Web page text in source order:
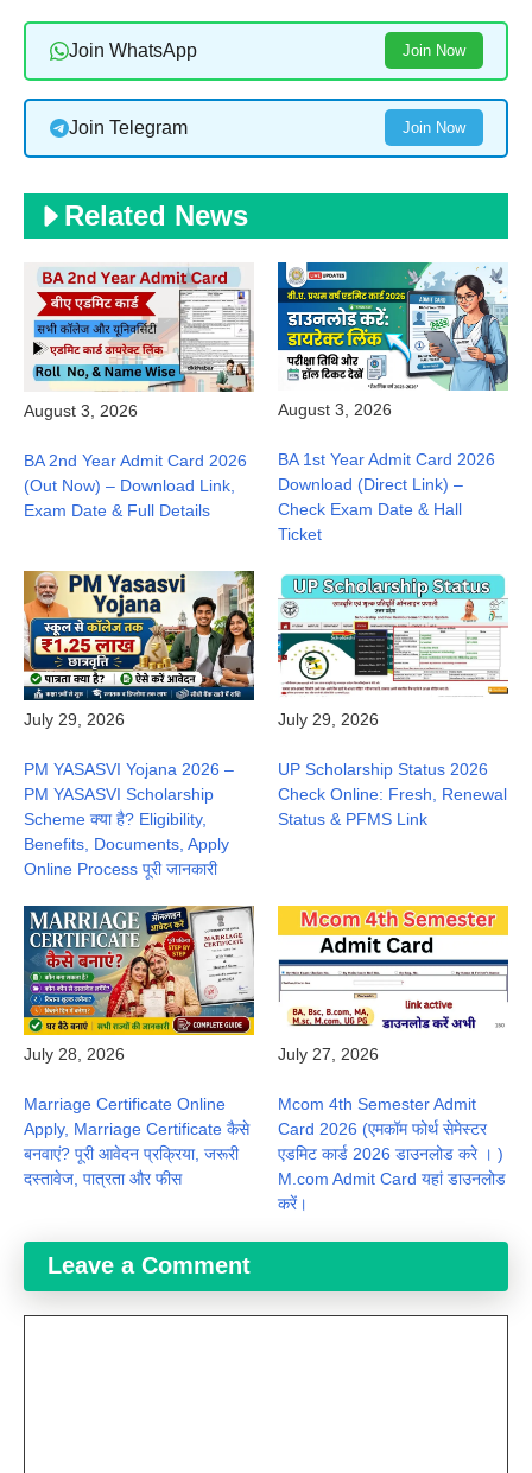
Join WhatsApp Join Now
Join Telegram Join Now
Related News
August 3, 2026
BA 2nd Year Admit Card 2026
(Out Now) – Download Link,
Exam Date & Full Details
August 3, 2026
BA 1st Year Admit Card 2026
Download (Direct Link) –
Check Exam Date & Hall
Ticket
July 29, 2026
PM YASASVI Yojana 2026 –
PM YASASVI Scholarship
Scheme क्या है? Eligibility,
Benefits, Documents, Apply
Online Process पूरी जानकारी
July 29, 2026
UP Scholarship Status 2026
Check Online: Fresh, Renewal
Status & PFMS Link
July 28, 2026
Marriage Certificate Online
Apply, Marriage Certificate कैसे
बनवाएं? पूरी आवेदन प्रक्रिया, जरूरी
दस्तावेज, पात्रता और फीस
July 27, 2026
Mcom 4th Semester Admit
Card 2026 (एमकॉम फोर्थ सेमेस्टर
एडमिट कार्ड 2026 डाउनलोड करे । )
M.com Admit Card यहां डाउनलोड
करें।
Leave a Comment